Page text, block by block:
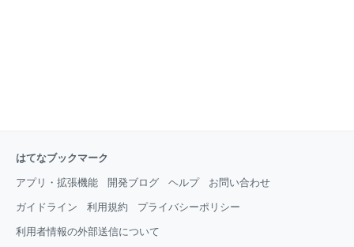
はてなブックマーク
アプリ・拡張機能 開発ブログ ヘルプ お問い合わせ
ガイドライン 利用規約 プライバシーポリシー
利用者情報の外部送信について